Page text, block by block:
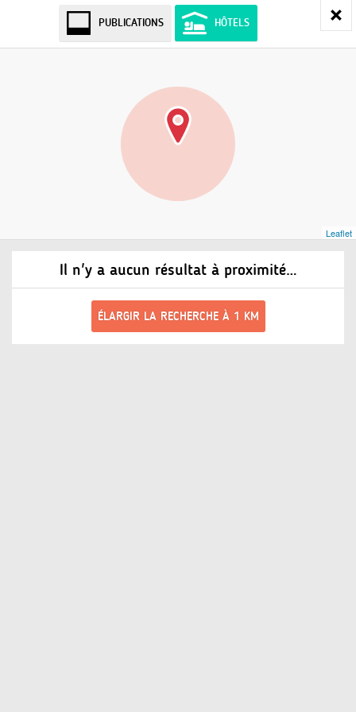
PUBLICATIONS HÔTELS
Il n'y a aucun résultat à proximité…
ÉLARGIR LA RECHERCHE À 1 KM
Leaflet